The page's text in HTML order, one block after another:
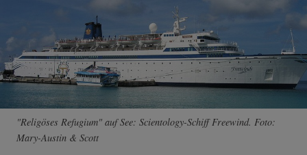
"Religöses Refugium" auf See: Scientology-Schiff Freewind. Foto:
Mary-Austin & Scott